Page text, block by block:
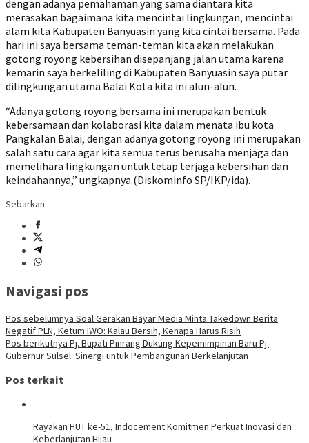
dengan adanya pemahaman yang sama diantara kita
merasakan bagaimana kita mencintai lingkungan, mencintai
alam kita Kabupaten Banyuasin yang kita cintai bersama. Pada
hari ini saya bersama teman-teman kita akan melakukan
gotong royong kebersihan disepanjang jalan utama karena
kemarin saya berkeliling di Kabupaten Banyuasin saya putar
dilingkungan utama Balai Kota kita ini alun-alun.
“Adanya gotong royong bersama ini merupakan bentuk
kebersamaan dan kolaborasi kita dalam menata ibu kota
Pangkalan Balai, dengan adanya gotong royong ini merupakan
salah satu cara agar kita semua terus berusaha menjaga dan
memelihara lingkungan untuk tetap terjaga kebersihan dan
keindahannya,” ungkapnya.(Diskominfo SP/IKP/ida).
Sebarkan
Navigasi pos
Pos sebelumnya Soal Gerakan Bayar Media Minta Takedown Berita
Negatif PLN, Ketum IWO: Kalau Bersih, Kenapa Harus Risih
Pos berikutnya Pj. Bupati Pinrang Dukung Kepemimpinan Baru Pj.
Gubernur Sulsel: Sinergi untuk Pembangunan Berkelanjutan
Pos terkait
Rayakan HUT ke-51, Indocement Komitmen Perkuat Inovasi dan
Keberlanjutan Hijau